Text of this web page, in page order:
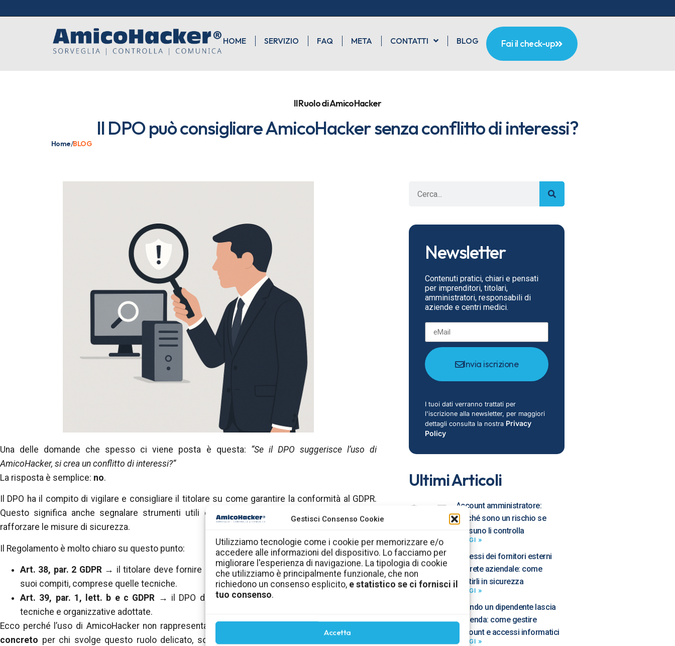
Gestisci Consenso Cookie
Utilizziamo tecnologie come i cookie per memorizzare e/o
accedere alle informazioni del dispositivo. Lo facciamo per
migliorare l'esperienza di navigazione. La tipologia di cookie
che utilizziamo è principalmente funzionale, che non
richiedono un consenso esplicito, e statistico se ci fornisci il
tuo consenso.
Accetta
HOME SERVIZIO FAQ META CONTATTI BLOG Fai il check-up
Il Ruolo di AmicoHacker
Il DPO può consigliare AmicoHacker senza conflitto di interessi?
Home/BLOG
Una delle domande che spesso ci viene posta è questa: “Se il DPO suggerisce l’uso di
AmicoHacker, si crea un conflitto di interessi?”
La risposta è semplice: no.
Il DPO ha il compito di vigilare e consigliare il titolare su come garantire la conformità al GDPR.
Questo significa anche segnalare strumenti utili e terzi, come AmicoHacker, che possano
rafforzare le misure di sicurezza.
Il Regolamento è molto chiaro su questo punto:
Art. 38, par. 2 GDPR→ il titolare deve fornire al DPO le risorse necessarie per svolgere i
suoi compiti, comprese quelle tecniche.
Art. 39, par. 1, lett. b e c GDPR → il DPO deve sorvegliare e consigliare sulle misure
tecniche e organizzative adottate.
Ecco perché l’uso di AmicoHacker non rappresenta un conflitto di interessi, ma
concreto per chi svolge questo ruolo delicato, soprattutto quando il DPO non ha un profilo
Newsletter
Contenuti pratici, chiari e pensati
per imprenditori, titolari,
amministratori, responsabili di
aziende e centri medici.
Invia iscrizione
I tuoi dati verranno trattati per
l'iscrizione alla newsletter, per maggiori
dettagli consulta la nostra Privacy
Policy
Ultimi Articoli
Account amministratore:
perché sono un rischio se
nessuno li controlla
LEGGI »
Accessi dei fornitori esterni
alla rete aziendale: come
gestirli in sicurezza
LEGGI »
Quando un dipendente lascia
l’azienda: come gestire
account e accessi informatici
LEGGI »